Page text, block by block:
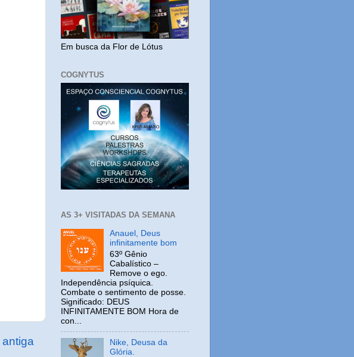
Em busca da Flor de Lótus
COGNYTUS
AS 3+ VISITADAS DA SEMANA
Anauel, Deus
infinitamente bom
63º Gênio
Cabalístico –
Remove o ego.
Independência psíquica.
Combate o sentimento de posse.
Significado: DEUS
INFINITAMENTE BOM Hora de
con...
Nike, Deusa da
Glória.